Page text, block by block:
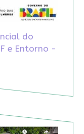
do
e Entorno -